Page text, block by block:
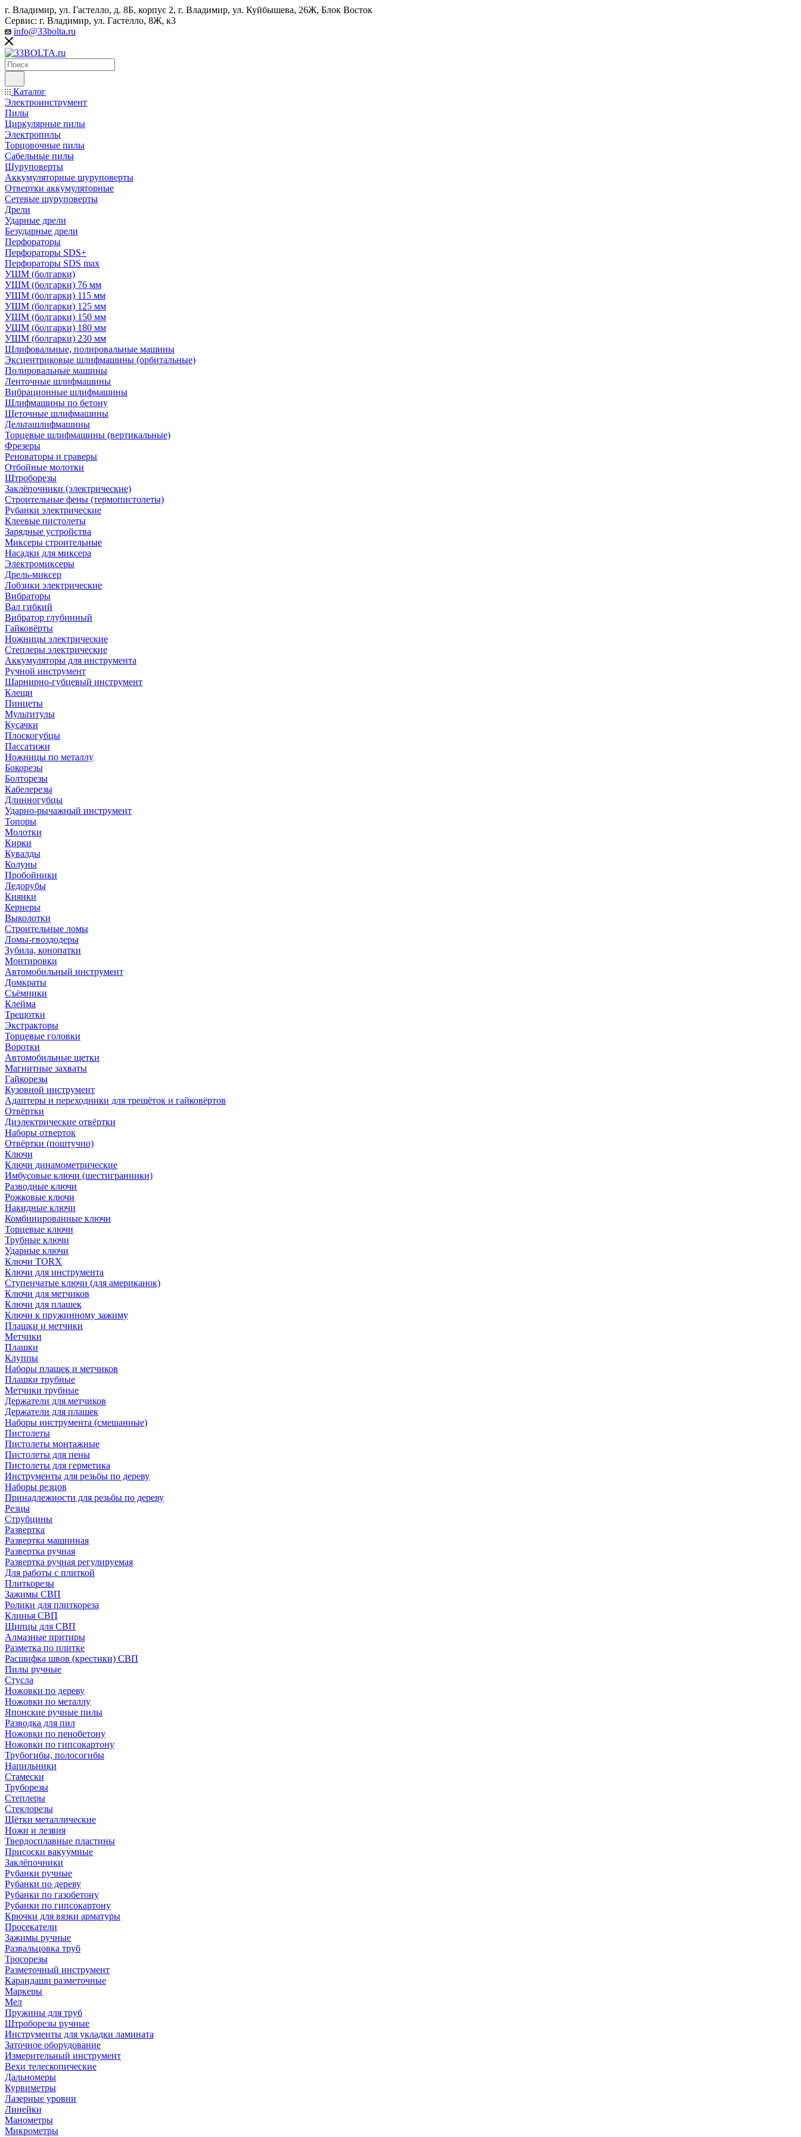
г. Владимир, ул. Гастелло, д. 8Б, корпус 2, г. Владимир, ул. ​Куйбышева, 26Ж, Блок Восток
Сервис: г. Владимир, ул. Гастелло, 8Ж, к3
info@33bolta.ru
Каталог
Электроинструмент
Пилы
Циркулярные пилы
Электропилы
Торцовочные пилы
Сабельные пилы
Шуруповерты
Аккумуляторные шуруповерты
Отвертки аккумуляторные
Сетевые шуруповерты
Дрели
Ударные дрели
Безударные дрели
Перфораторы
Перфораторы SDS+
Перфораторы SDS max
УШМ (болгарки)
УШМ (болгарки) 76 мм
УШМ (болгарки) 115 мм
УШМ (болгарки) 125 мм
УШМ (болгарки) 150 мм
УШМ (болгарки) 180 мм
УШМ (болгарки) 230 мм
Шлифовальные, полировальные машины
Эксцентриковые шлифмашины (орбитальные)
Полировальные машины
Ленточные шлифмашины
Вибрационные шлифмашины
Шлифмашины по бетону
Щеточные шлифмашины
Дельташлифмашины
Торцевые шлифмашины (вертикальные)
Фрезеры
Реноваторы и граверы
Отбойные молотки
Штроборезы
Заклёпочники (электрические)
Строительные фены (термопистолеты)
Рубанки электрические
Клеевые пистолеты
Зарядные устройства
Миксеры строительные
Насадки для миксера
Электромиксеры
Дрель-миксер
Лобзики электрические
Вибраторы
Вал гибкий
Вибратор глубинный
Гайковёрты
Ножницы электрические
Степлеры электрические
Аккумуляторы для инструмента
Ручной инструмент
Шарнирно-губцевый инструмент
Клещи
Пинцеты
Мультитулы
Кусачки
Плоскогубцы
Пассатижи
Ножницы по металлу
Бокорезы
Болторезы
Кабелерезы
Длинногубцы
Ударно-рычажный инструмент
Топоры
Молотки
Кирки
Кувалды
Колуны
Пробойники
Ледорубы
Киянки
Кернеры
Выколотки
Строительные ломы
Ломы-гвоздодеры
Зубила, конопатки
Монтировки
Автомобильный инструмент
Домкраты
Съёмники
Клейма
Трещотки
Экстракторы
Торцевые головки
Воротки
Автомобильные щетки
Магнитные захваты
Гайкорезы
Кузовной инструмент
Адаптеры и переходники для трещёток и гайковёртов
Отвёртки
Диэлектрические отвёртки
Наборы отверток
Отвёртки (поштучно)
Ключи
Ключи динамометрические
Имбусовые ключи (шестигранники)
Разводные ключи
Рожковые ключи
Накидные ключи
Комбинированные ключи
Торцевые ключи
Трубные ключи
Ударные ключи
Ключи TORX
Ключи для инструмента
Ступенчатые ключи (для американок)
Ключи для метчиков
Ключи для плашек
Ключи к пружинному зажиму
Плашки и метчики
Метчики
Плашки
Клуппы
Наборы плашек и метчиков
Плашки трубные
Метчики трубные
Держатели для метчиков
Держатели для плашек
Наборы инструмента (смешанные)
Пистолеты
Пистолеты монтажные
Пистолеты для пены
Пистолеты для герметика
Инструменты для резьбы по дереву
Наборы резцов
Принадлежности для резьбы по дереву
Резцы
Струбцины
Развертка
Развертка машинная
Развертка ручная
Развертка ручная регулируемая
Для работы с плиткой
Плиткорезы
Зажимы СВП
Ролики для плиткореза
Клинья СВП
Щипцы для СВП
Алмазные притиры
Разметка по плитке
Расшифка швов (крестики) СВП
Пилы ручные
Стусла
Ножовки по дереву
Ножовки по металлу
Японские ручные пилы
Разводка для пил
Ножовки по пенобетону
Ножовки по гипсокартону
Трубогибы, полосогибы
Напильники
Стамески
Труборезы
Степлеры
Стеклорезы
Щётки металлические
Ножи и лезвия
Твердосплавные пластины
Присоски вакуумные
Заклёпочники
Рубанки ручные
Рубанки по дереву
Рубанки по газобетону
Рубанки по гипсокартону
Крючки для вязки арматуры
Просекатели
Зажимы ручные
Развальцовка труб
Тросорезы
Разметочный инструмент
Карандаши разметочные
Маркеры
Мел
Пружины для труб
Штроборезы ручные
Инструменты для укладки ламината
Заточное оборудование
Измерительный инструмент
Вехи телескопические
Дальномеры
Курвиметры
Лазерные уровни
Линейки
Манометры
Микрометры